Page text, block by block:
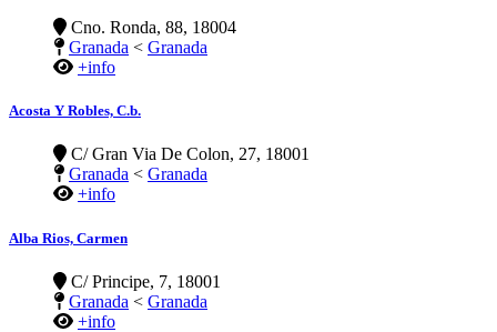
Cno. Ronda, 88, 18004
Granada < Granada
+info
Acosta Y Robles, C.b.
C/ Gran Via De Colon, 27, 18001
Granada < Granada
+info
Alba Rios, Carmen
C/ Principe, 7, 18001
Granada < Granada
+info